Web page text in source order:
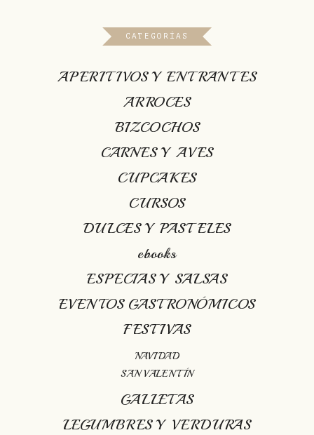
CATEGORÍAS
APERITIVOS Y ENTRANTES
ARROCES
BIZCOCHOS
CARNES Y AVES
CUPCAKES
CURSOS
DULCES Y PASTELES
ebooks
ESPECIAS Y SALSAS
EVENTOS GASTRONÓMICOS
FESTIVAS
NAVIDAD
SAN VALENTÍN
GALLETAS
LEGUMBRES Y VERDURAS